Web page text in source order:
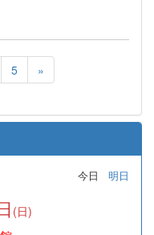
5 »
今日 明日
(日)